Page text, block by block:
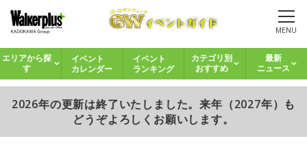
MENU
エリアから探
す
イベント
カレンダー
イベント
ランキング
カテゴリ別
おすすめ
最新
ニュース
2026年の更新は終了いたしました。来年（2027年）も
どうぞよろしくお願いします。